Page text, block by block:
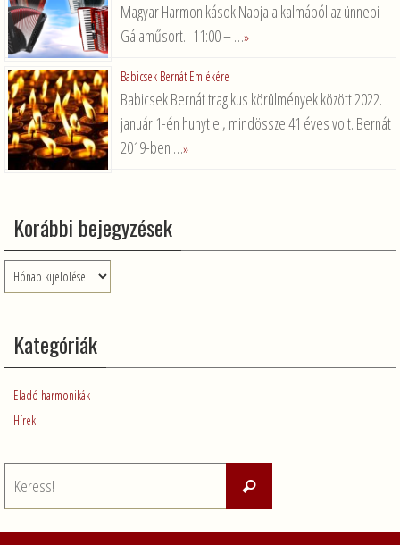
Magyar Harmonikások Napja alkalmából az ünnepi
Gálaműsort. 11:00 – …»
Babicsek Bernát Emlékére
Babicsek Bernát tragikus körülmények között 2022.
január 1-én hunyt el, mindössze 41 éves volt. Bernát
2019-ben …»
Korábbi bejegyzések
Korábbi
bejegyzések
Kategóriák
Eladó harmonikák
Hírek
Keress!